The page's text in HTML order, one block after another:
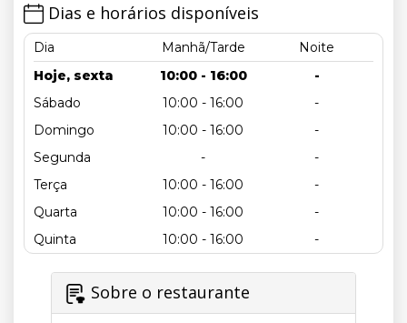
Dias e horários disponíveis
Dia Manhã/Tarde
Noite
Hoje, sexta
10:00 - 16:00
-
Sábado
10:00 - 16:00
-
Domingo
10:00 - 16:00
-
Segunda
-
-
Terça
10:00 - 16:00
-
Quarta
10:00 - 16:00
-
Quinta
10:00 - 16:00 -
Sobre o restaurante